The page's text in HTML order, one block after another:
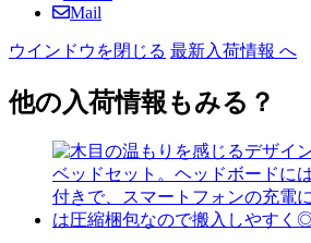
Mail
ウインドウを閉じる 最新入荷情報 へ
他の入荷情報もみる？